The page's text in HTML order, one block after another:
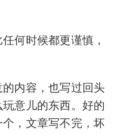
何时候都更谨慎，
内容，也写过回头
意儿的东西。好的
，文章写不完，坏